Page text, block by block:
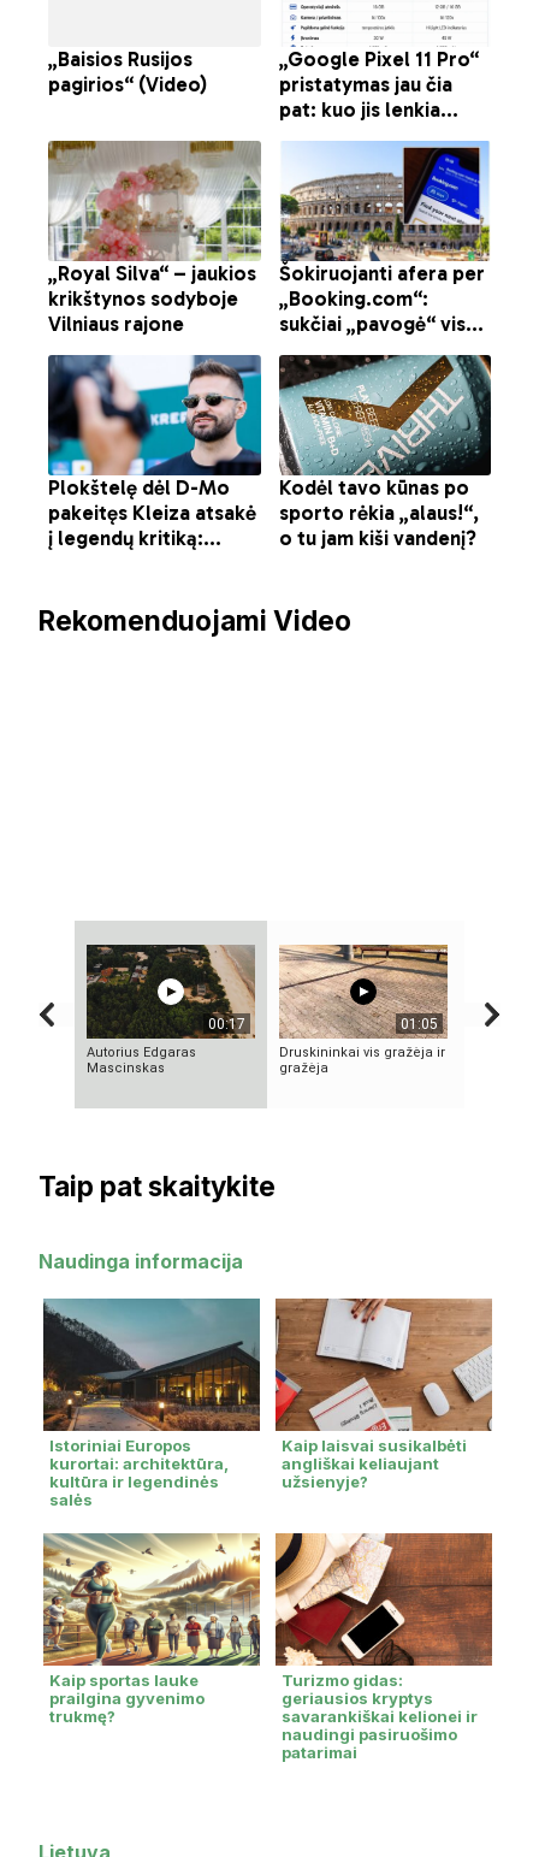
Rekomenduojami Video
00:17
Autorius Edgaras
Mascinskas
01:05
Druskininkai vis gražėja ir
gražėja
Taip pat skaitykite
Naudinga informacija
Istoriniai Europos
kurortai: architektūra,
kultūra ir legendinės
salės
Kaip laisvai susikalbėti
angliškai keliaujant
užsienyje?
Kaip sportas lauke
prailgina gyvenimo
trukmę?
Turizmo gidas:
geriausios kryptys
savarankiškai kelionei ir
naudingi pasiruošimo
patarimai